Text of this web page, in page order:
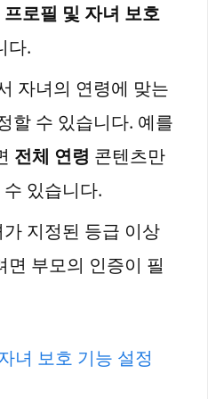
프로필 및 자녀 보호
다.
자녀의 연령에 맞는
할 수 있습니다. 예를
전체 연령 콘텐츠만
있습니다.
지정된 등급 이상
면 부모의 인증이 필
녀 보호 기능 설정